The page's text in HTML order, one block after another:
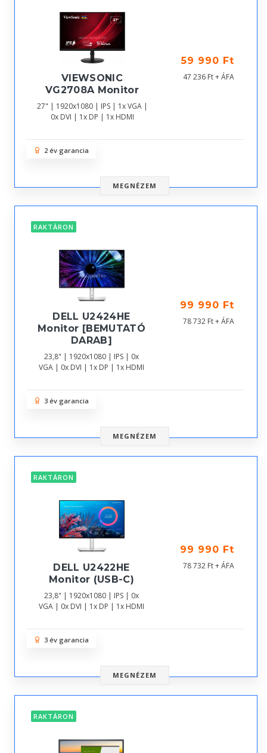
VIEWSONIC
VG2708A Monitor
27" | 1920x1080 | IPS | 1x VGA |
0x DVI | 1x DP | 1x HDMI
59 990 Ft
47 236 Ft + ÁFA
2 év garancia
MEGNÉZEM
RAKTÁRON
DELL U2424HE
Monitor [BEMUTATÓ
DARAB]
23,8" | 1920x1080 | IPS | 0x
VGA | 0x DVI | 1x DP | 1x HDMI
99 990 Ft
78 732 Ft + ÁFA
3 év garancia
MEGNÉZEM
RAKTÁRON
DELL U2422HE
Monitor (USB-C)
23,8" | 1920x1080 | IPS | 0x
VGA | 0x DVI | 1x DP | 1x HDMI
99 990 Ft
78 732 Ft + ÁFA
3 év garancia
MEGNÉZEM
RAKTÁRON